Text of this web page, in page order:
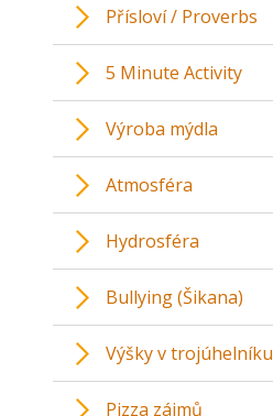
Přísloví / Proverbs
5 Minute Activity
Výroba mýdla
Atmosféra
Hydrosféra
Bullying (Šikana)
Výšky v trojúhelníku
Pizza zájmů